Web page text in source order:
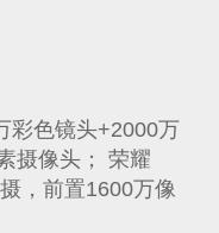
彩色镜头+2000万
摄像头； 荣耀
，前置1600万像